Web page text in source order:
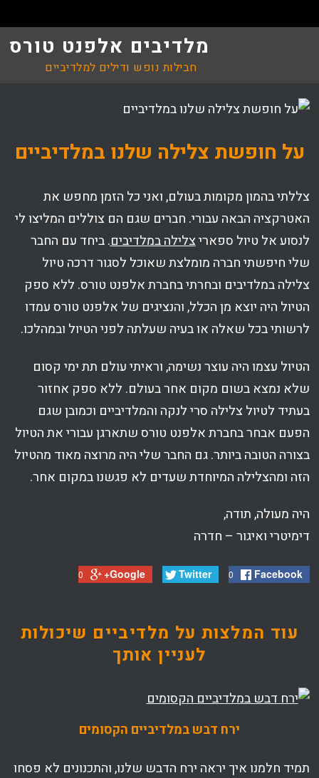
מלדיבים אלפנט טורס
חבילות נופש ודילים למלדיביים
על חופשת צלילה שלנו במלדיביים
צללתי בהמון מקומות בעולם, ואני כל הזמן מחפש את
האטרקציה הבאה עבורי. חברים שגם הם צוללים המליצו לי
לנסוע אל טיול ספאריצלילה במלדיבים. ביחד עם החבר
שלי חיפשתי חברה מומלצת שאוכל לסגור דרכה טיול
צלילה במלדיבים ובחרתי בחברת אלפנט טורס. ללא ספק
הטיול היה יוצא מן הכלל, והנציגים של אלפנט טורס עמדו
לרשותי בכל שאלה או בעיה שעלתה לפני הטיול ובמהלכו.
הטיול עצמו היה עוצר נשימה, וראיתי עולם תת ימי קסום
שלא נמצא בשום מקום אחר בעולם. ללא ספק אחזור
בעתיד לטיול צלילה סרי לנקה והמלדיביים וכמובן שגם
הפעם אבחר בחברת אלפנט טורס שתארגן עבורי את הטיול
בצורה הטובה ביותר. גם החבר שלי היה מרוצה מאוד מהטיול
הזה ומהצלילה המיוחדת שעדים לא פגשנו במקום אחר.
היה מעולה, תודה,
דימיטרי ואיגור – חדרה
Facebook
0
Twitter
Google+
0
עוד המלצות על מלדיביים שיכולות
לעניין אותך
ירח דבש במלדיביים הקסומים
תמיד חלמנו איך יראה ירח הדבש שלנו, והתכנונים לא פסחו